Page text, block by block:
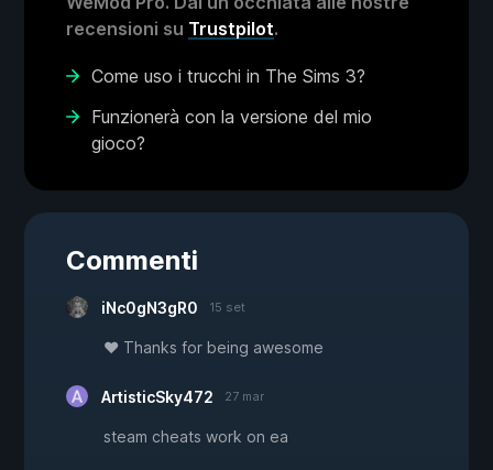
recensioni su Trustpilot.
Come uso i trucchi in The Sims 3?
Funzionerà con la versione del mio
gioco?
Commenti
iNc0gN3gR0 15 set
♥ Thanks for being awesome
ArtisticSky472 27 mar
steam cheats work on ea